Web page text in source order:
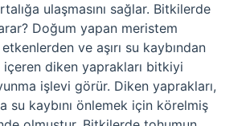
ulaşmasını sağlar. Bitkilerde
Doğum yapan meristem
ve aşırı su kaybından
diken yaprakları bitkiyi
işlevi görür. Diken yaprakları,
su kaybını önlemek için körelmiş